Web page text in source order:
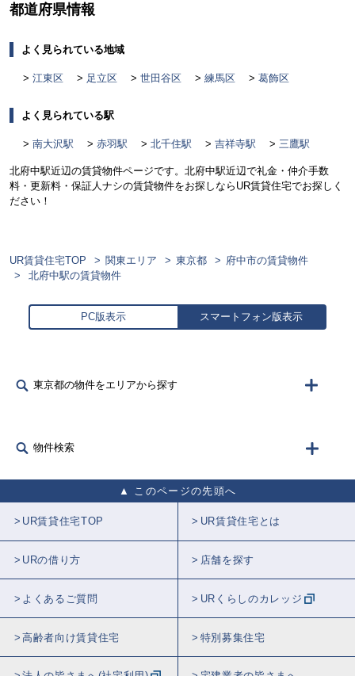
都道府県情報
よく見られている地域
江東区 足立区 世田谷区 練馬区 葛飾区
よく見られている駅
南大沢駅 赤羽駅 北千住駅 吉祥寺駅 三鷹駅
北府中駅近辺の賃貸物件ページです。北府中駅近辺で礼金・仲介手数
料・更新料・保証人ナシの賃貸物件をお探しならUR賃貸住宅でお探しく
ださい！
UR賃貸住宅TOP 関東エリア 東京都
府中市の賃貸物件
北府中駅の賃貸物件
PC版表示 スマートフォン版表示
東京都の物件をエリアから探す
物件検索
このページの先頭へ
UR賃貸住宅TOP UR賃貸住宅とは
URの借り方 店舗を探す
よくあるご質問 URくらしのカレッジ
高齢者向け賃貸住宅 特別募集住宅